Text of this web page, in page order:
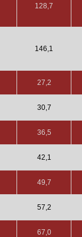
128,7
146,1
27,2
30,7
36,5
42,1
49,7
57,2
67,0